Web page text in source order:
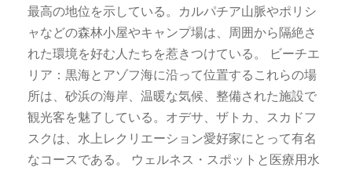
最高の地位を示している。カルパチア山脈やポリシ
ャなどの森林小屋やキャンプ場は、周囲から隔絶さ
れた環境を好む人たちを惹きつけている。 ビーチエ
リア：黒海とアゾフ海に沿って位置するこれらの場
所は、砂浜の海岸、温暖な気候、整備された施設で
観光客を魅了している。オデサ、ザトカ、スカドフ
スクは、水上レクリエーション愛好家にとって有名
なコースである。 ウェルネス・スポットと医療用水